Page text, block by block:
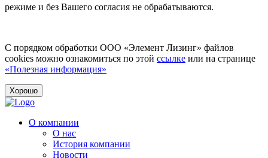
режиме и без Вашего согласия не обрабатываются.
С порядком обработки ООО «Элемент Лизинг» файлов
cookies можно ознакомиться по этой ссылке или на странице
«Полезная информация»
Хорошо
О компании
О нас
История компании
Новости